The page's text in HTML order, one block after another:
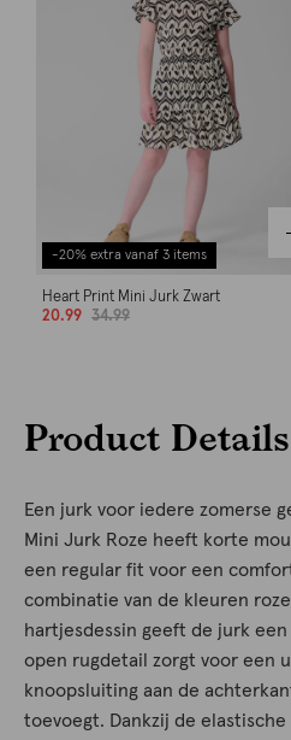
-20% extra vanaf 3 items
Heart Print Mini Jurk Zwart
20.99
34.99
Product Details
Een jurk voor iedere zomerse
Mini Jurk Roze heeft korte
een regular fit voor een
combinatie van de kleuren
hartjesdessin geeft de jurk
open rugdetail zorgt voor een
knoopsluiting aan de
toevoegt. Dankzij de